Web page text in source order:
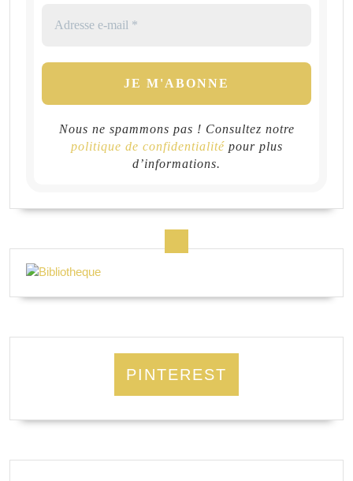
Nous ne spammons pas ! Consultez notre
politique de confidentialitépour plus
d’informations.
PINTEREST